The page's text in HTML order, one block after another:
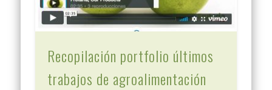
Recopilación portfolio últimos
trabajos de agroalimentación